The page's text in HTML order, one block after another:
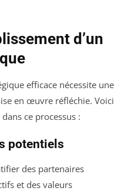
d’un
efficace nécessite une
en œuvre réfléchie. Voici
ce processus :
potentiels
des partenaires
et des valeurs